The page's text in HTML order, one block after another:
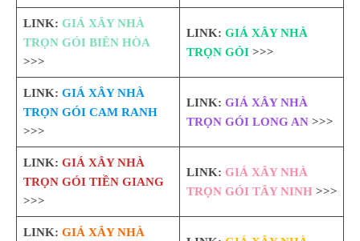
LINK: GIÁ XÂY NHÀ
TRỌN GÓI BIÊN HÒA
>>>
LINK: GIÁ XÂY NHÀ
TRỌN GÓI>>>
LINK: GIÁ XÂY NHÀ
TRỌN GÓI CAM RANH
>>>
LINK: GIÁ XÂY NHÀ
TRỌN GÓI LONG AN>>>
LINK: GIÁ XÂY NHÀ
TRỌN GÓI TIỀN GIANG
>>>
LINK: GIÁ XÂY NHÀ
TRỌN GÓI TÂY NINH>>>
LINK: GIÁ XÂY NHÀ